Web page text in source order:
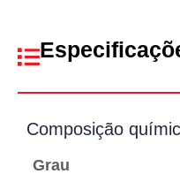
Composição
Grau